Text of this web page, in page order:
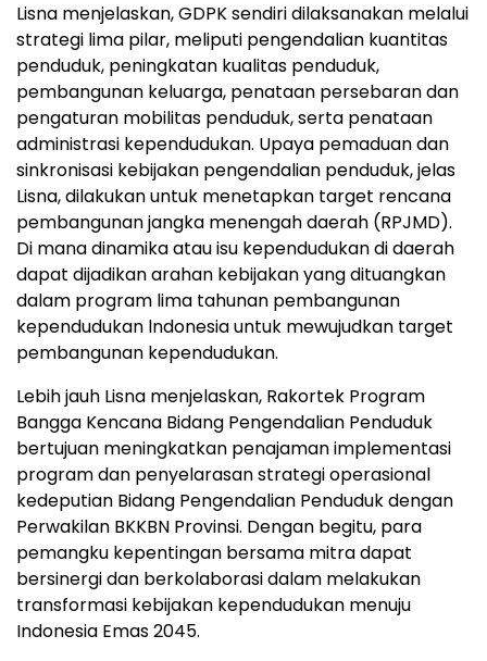
Lisna menjelaskan, GDPK sendiri dilaksanakan melalui
strategi lima pilar, meliputi pengendalian kuantitas
penduduk, peningkatan kualitas penduduk,
pembangunan keluarga, penataan persebaran dan
pengaturan mobilitas penduduk, serta penataan
administrasi kependudukan. Upaya pemaduan dan
sinkronisasi kebijakan pengendalian penduduk, jelas
Lisna, dilakukan untuk menetapkan target rencana
pembangunan jangka menengah daerah (RPJMD).
Di mana dinamika atau isu kependudukan di daerah
dapat dijadikan arahan kebijakan yang dituangkan
dalam program lima tahunan pembangunan
kependudukan lndonesia untuk mewujudkan target
pembangunan kependudukan.
Lebih jauh Lisna menjelaskan, Rakortek Program
Bangga Kencana Bidang Pengendalian Penduduk
bertujuan meningkatkan penajaman implementasi
program dan penyelarasan strategi operasional
kedeputian Bidang Pengendalian Penduduk dengan
Perwakilan BKKBN Provinsi. Dengan begitu, para
pemangku kepentingan bersama mitra dapat
bersinergi dan berkolaborasi dalam melakukan
transformasi kebijakan kependudukan menuju
Indonesia Emas 2045.